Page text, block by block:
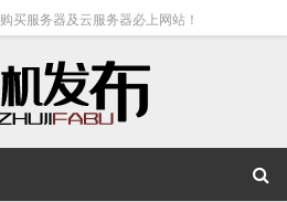
购买服务器及云服务器必上网站！